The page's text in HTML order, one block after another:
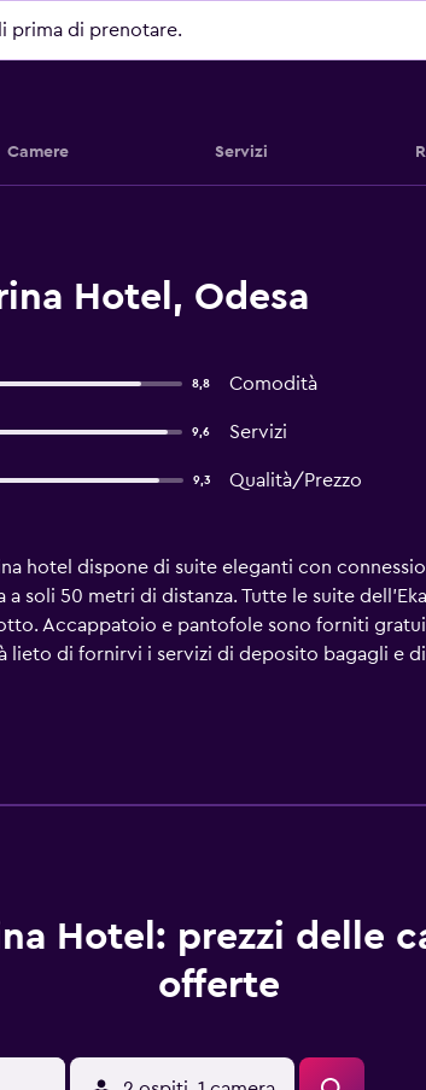
prima di prenotare.
Camere Servizi
Hotel, Odesa
8,8 Comodità
9,6 Servizi
9,3 Qualità/Prezzo
hotel dispone di suite eleganti con
a soli 50 metri di distanza. Tutte le suite
Accappatoio e pantofole sono forniti
lieto di fornirvi i servizi di deposito bagagli e
Hotel dista meno di 5 minuti a piedi
Hotel: prezzi delle
offerte